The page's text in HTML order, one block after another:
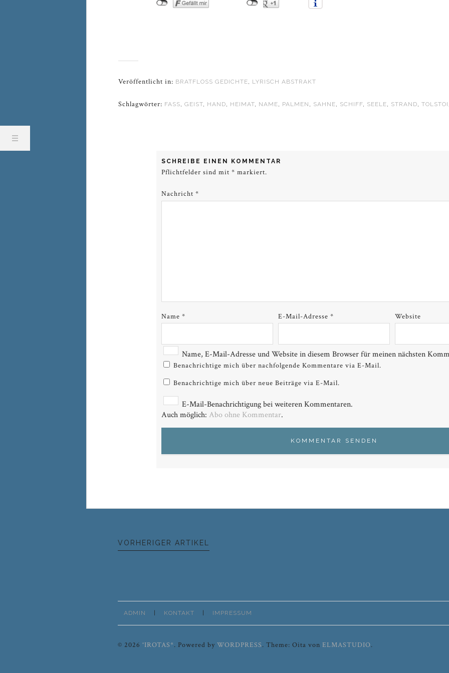
Veröffentlicht in: BRATFLOSS GEDICHTE, LYRISCH ABSTRAKT
Schlagwörter: FASS,GEIST, HAND, HEIMAT, NAME, PALMEN , SAHNE, SCHIFF, SEELE, STRAND,TOLSTOI
SCHREIBE EINEN KOMMENTAR
Pflichtfelder sind mit* markiert.
Nachricht*
Name* E-Mail-Adresse* Website
Name, E-Mail-Adresse und Website in diesem Browser für meinen nächsten
Benachrichtige mich über nachfolgende Kommentare via E-Mail.
Benachrichtige mich über neue Beiträge via E-Mail.
E-Mail-Benachrichtigung bei weiteren Kommentaren.
Auch möglich:Abo ohne Kommentar.
VORHERIGER ARTIKEL
ADMIN KONTAKT IMPRESSUM
© 2026°IROTAS*. Powered byWORDPRESS. Theme: Oita vonELMASTUDIO.